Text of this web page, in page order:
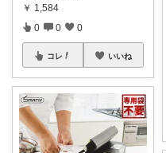
￥ 1,584
0 0 0
コレ いいね